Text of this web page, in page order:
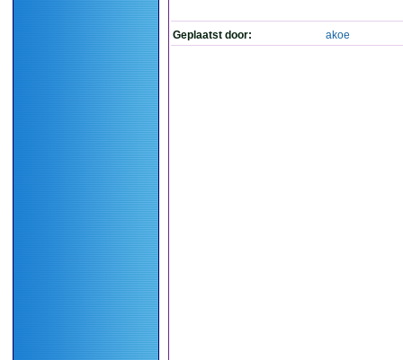
Geplaatst door: akoe